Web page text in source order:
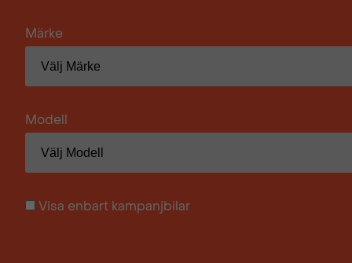
Märke
Modell
Visa enbart kampanjbilar